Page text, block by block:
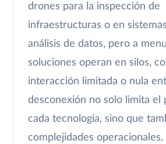
drones para la inspección de
infraestructuras o en
análisis de datos, pero a
soluciones operan en silos,
interacción limitada o nula
desconexión no solo limita el
cada tecnología, sino que
complejidades operacionales,